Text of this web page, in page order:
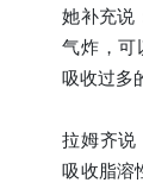
她补充说
气炸，可
吸收过多
拉姆齐说
吸收脂溶